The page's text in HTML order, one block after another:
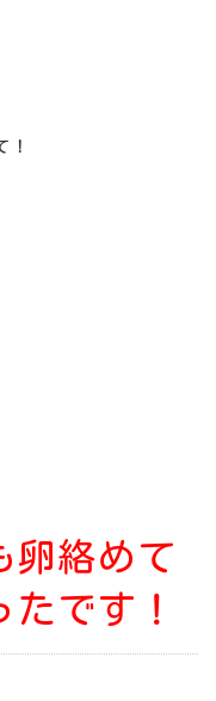
！
卵絡めて
です！